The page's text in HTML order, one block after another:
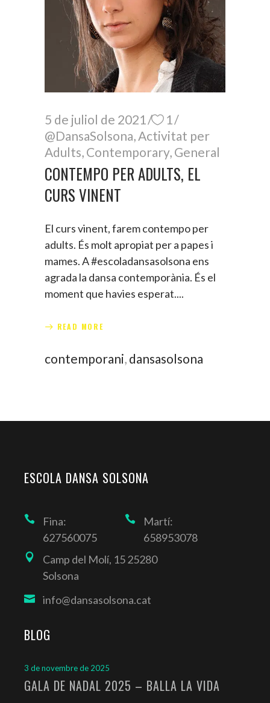
5 de juliol de 2021
1
@DansaSolsona, Activitat per
Adults, Contemporary, General
CONTEMPO PER ADULTS, EL
CURS VINENT
El curs vinent, farem contempo per
adults. És molt apropiat per a papes i
mames. A #escoladansasolsona ens
agrada la dansa contemporània. És el
moment que havies esperat.
READ MORE
contemporani, dansasolsona
ESCOLA DANSA SOLSONA
Fina:
627560075
Martí:
658953078
Camp del Molí, 15 25280
Solsona
info@dansasolsona.cat
BLOG
3 de novembre de 2025
GALA DE NADAL 2025 – BALLA LA VIDA